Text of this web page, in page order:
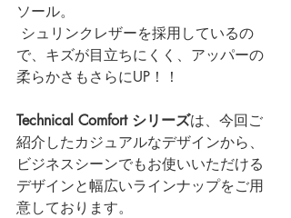
ソール。
で、キズが目立ちにくく、アッパーの
柔らかさもさらにUP！！
Technical Comfort シリーズは、今回ご
紹介したカジュアルなデザインから、
ビジネスシーンでもお使いいただける
デザインと幅広いラインナップをご用
意しております。